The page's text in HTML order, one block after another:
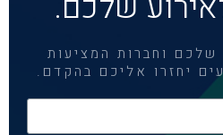
וחברות המציעות
יחזרו אליכם בהקדם.